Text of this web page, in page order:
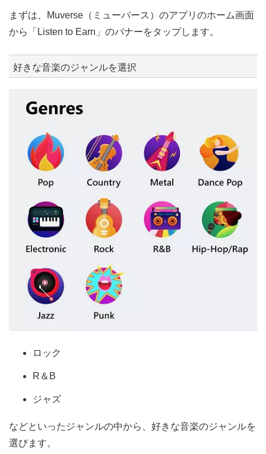
まずは、Muverse（ミューバース）のアプリのホーム画面
から「Listen to Earn」のバナーをタップします。
好きな音楽のジャンルを選択
ロック
R＆B
ジャズ
などといったジャンルの中から、好きな音楽のジャンルを
選びます。